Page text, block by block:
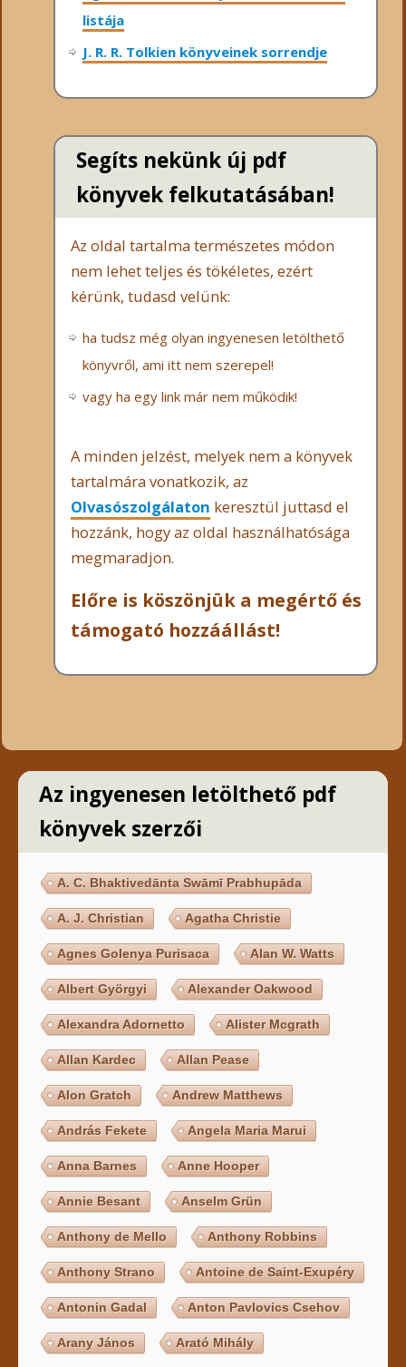
listája
J. R. R. Tolkien könyveinek sorrendje
Segíts nekünk új pdf
könyvek felkutatásában!
Az oldal tartalma természetes módon
nem lehet teljes és tökéletes, ezért
kérünk, tudasd velünk:
ha tudsz még olyan ingyenesen letölthető
könyvről, ami itt nem szerepel!
vagy ha egy link már nem működik!
A minden jelzést, melyek nem a könyvek
tartalmára vonatkozik, az
Olvasószolgálaton keresztül juttasd el
hozzánk, hogy az oldal használhatósága
megmaradjon.
Előre is köszönjük a megértő és
támogató hozzáállást!
Az ingyenesen letölthető pdf
könyvek szerzői
A. C. Bhaktivedānta Swāmī Prabhupāda
A. J. Christian Agatha Christie
Agnes Golenya Purisaca Alan W. Watts
Albert Györgyi Alexander Oakwood
Alexandra Adornetto Alister Mcgrath
Allan Kardec Allan Pease
Alon Gratch Andrew Matthews
András Fekete Angela Maria Marui
Anna Barnes Anne Hooper
Annie Besant Anselm Grün
Anthony de Mello Anthony Robbins
Anthony Strano Antoine de Saint-Exupéry
Antonin Gadal Anton Pavlovics Csehov
Arany János Arató Mihály